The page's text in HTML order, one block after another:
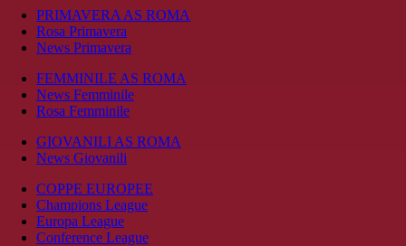
PRIMAVERA AS ROMA
Rosa Primavera
News Primavera
FEMMINILE AS ROMA
News Femminile
Rosa Femminile
GIOVANILI AS ROMA
News Giovanili
COPPE EUROPEE
Champions League
Europa League
Conference League